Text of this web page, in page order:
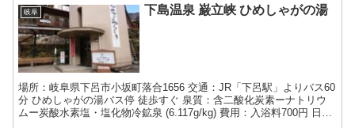
岐阜 下島温泉 巌立峡 ひめしゃがの湯
場所：岐阜県下呂市小坂町落合1656 交通：JR「下呂駅」よりバス60
分 ひめしゃがの湯バス停 徒歩すぐ 泉質：含二酸化炭素ーナトリウ
ムー炭酸水素塩・塩化物冷鉱泉 (6.117g/kg) 費用：入浴料700円 日記